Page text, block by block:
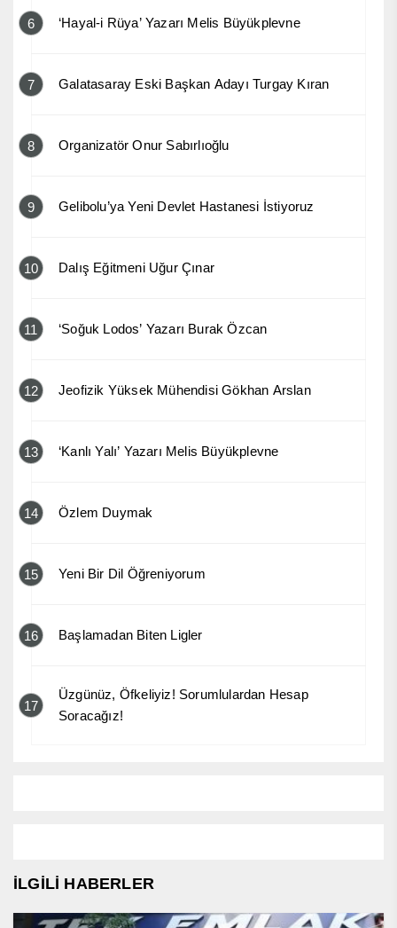
6 ‘Hayal-i Rüya’ Yazarı Melis Büyükplevne
7 Galatasaray Eski Başkan Adayı Turgay Kıran
8 Organizatör Onur Sabırlıoğlu
9 Gelibolu’ya Yeni Devlet Hastanesi İstiyoruz
10 Dalış Eğitmeni Uğur Çınar
11 ‘Soğuk Lodos’ Yazarı Burak Özcan
12 Jeofizik Yüksek Mühendisi Gökhan Arslan
13 ‘Kanlı Yalı’ Yazarı Melis Büyükplevne
14 Özlem Duymak
15 Yeni Bir Dil Öğreniyorum
16 Başlamadan Biten Ligler
17
Üzgünüz, Öfkeliyiz! Sorumlulardan Hesap
Soracağız!
İLGİLİ HABERLER